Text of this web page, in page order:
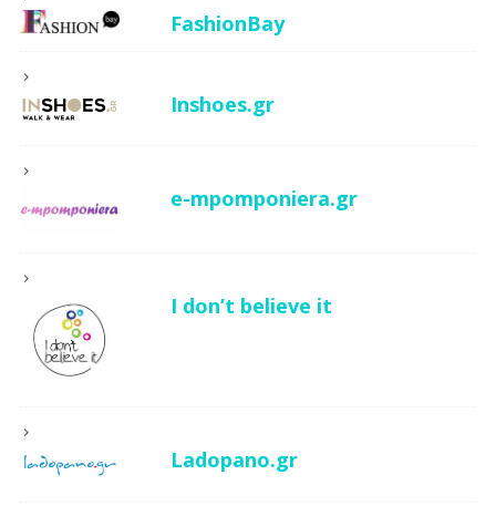
FashionBay
Inshoes.gr
e-mpomponiera.gr
I don’t believe it
Ladopano.gr